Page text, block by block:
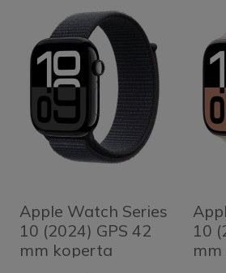
Apple Watch Series
10 (2024) GPS 42
mm koperta
10